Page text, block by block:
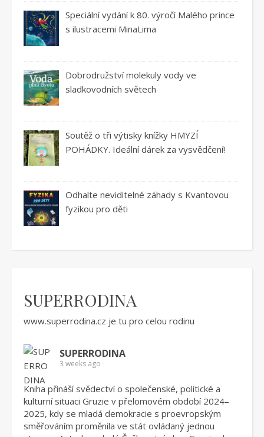
Speciální vydání k 80. výročí Malého prince
s ilustracemi MinaLima
Dobrodružství molekuly vody ve
sladkovodních světech
Soutěž o tři výtisky knížky HMYZÍ
POHÁDKY. Ideální dárek za vysvědčení!
Odhalte neviditelné záhady s Kvantovou
fyzikou pro děti
SUPERRODINA
www.superrodina.cz je tu pro celou rodinu
SUPERRODINA
3 weeks ago
Kniha přináší svědectví o společenské, politické a
kulturní situaci Gruzie v přelomovém období 2024–
2025, kdy se mladá demokracie s proevropským
směřováním proměnila ve stát ovládaný jednou